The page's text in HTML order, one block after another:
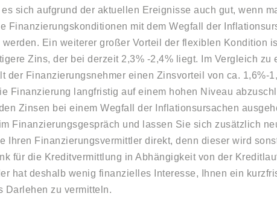
sich aufgrund der aktuellen Ereignisse auch gut, wenn
Finanzierungskonditionen mit dem Wegfall der
Ein weiterer großer Vorteil der flexiblen Kondition
Zins, der bei derzeit 2,3% -2,4% liegt. Im Vergleich zu
der Finanzierungsnehmer einen Zinsvorteil von ca. 1,6%-
Finanzierung langfristig auf einem hohen Niveau
Zinsen bei einem Wegfall der Inflationsursachen
Finanzierungsgespräch und lassen Sie sich zusätzlich
Ihren Finanzierungsvermittler direkt, denn dieser wird
für die Kreditvermittlung in Abhängigkeit von der
hat deshalb wenig finanzielles Interesse, Ihnen ein
Darlehen zu vermitteln.